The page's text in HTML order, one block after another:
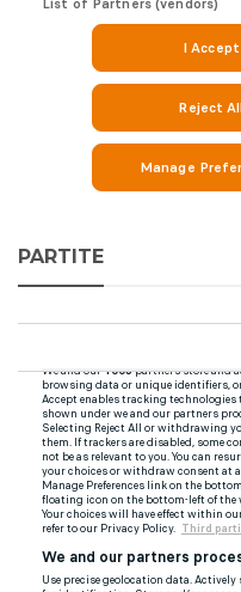
PARTITE